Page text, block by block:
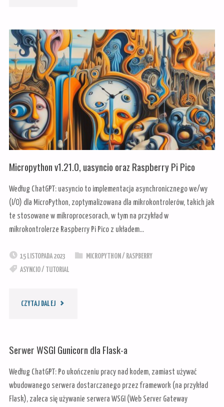
SUPER
MINI"
Micropython v1.21.0, uasyncio oraz Raspberry Pi Pico
Według ChatGPT: uasyncio to implementacja asynchronicznego we/wy
(I/O) dla MicroPython, zoptymalizowana dla mikrokontrolerów, takich jak
te stosowane w mikroprocesorach, w tym na przykład w
mikrokontrolerze Raspberry Pi Pico z układem…
15 LISTOPADA 2023 MICROPYTHON / RASPBERRY
ASYNCIO/ TUTORIAL
CZYTAJ DALEJ"MICROPYTHON
UASYNCIO
RASPBERRY
Serwer WSGI Gunicorn dla Flask-a
Według ChatGPT: Po ukończeniu pracy nad kodem, zamiast używać
wbudowanego serwera dostarczanego przez framework (na przykład
Flask), zaleca się używanie serwera WSGI (Web Server Gateway